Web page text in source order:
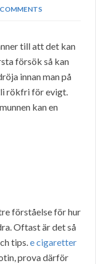
till att det kan
försök så kan
innan man på
rökfri för evigt.
kan en
förståelse för hur
Oftast är det så
tips.e cigaretter
prova därför